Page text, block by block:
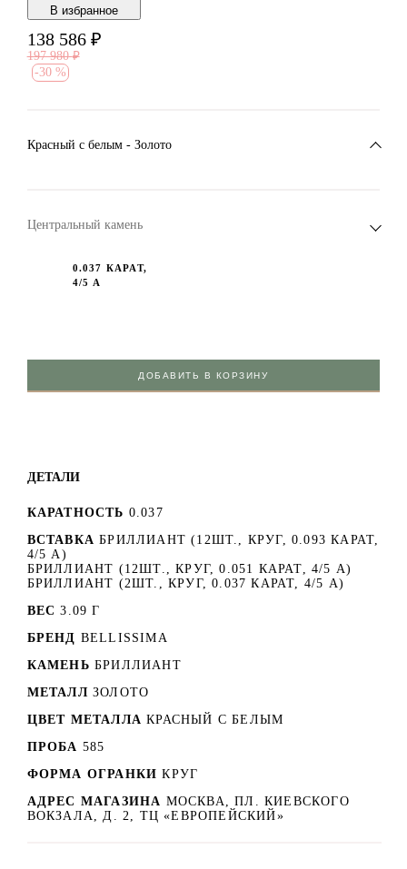
В избранноe
138 586 ₽
197 980 ₽
-30 %
Красный c белым - Золото
Центральный камень
0.037 КАРАТ,
4/5 А
ДОБАВИТЬ В КОРЗИНУ
ДЕТАЛИ
КАРАТНОСТЬ 0.037
ВСТАВКА БРИЛЛИАНТ (12ШТ., КРУГ, 0.093 КАРАТ,
4/5 А)
БРИЛЛИАНТ (12ШТ., КРУГ, 0.051 КАРАТ, 4/5 А)
БРИЛЛИАНТ (2ШТ., КРУГ, 0.037 КАРАТ, 4/5 А)
ВЕС 3.09 Г
БРЕНД BELLISSIMA
КАМЕНЬ БРИЛЛИАНТ
МЕТАЛЛ ЗОЛОТО
ЦВЕТ МЕТАЛЛА КРАСНЫЙ C БЕЛЫМ
ПРОБА 585
ФОРМА ОГРАНКИ КРУГ
АДРЕС МАГАЗИНА МОСКВА, ПЛ. КИЕВСКОГО
ВОКЗАЛА, Д. 2, ТЦ «ЕВРОПЕЙСКИЙ»